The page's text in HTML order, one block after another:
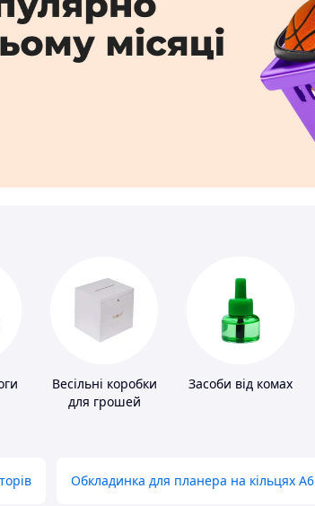
Весільні коробки
для грошей
Засоби від комах
Обкладинка для планера на кільцях А6